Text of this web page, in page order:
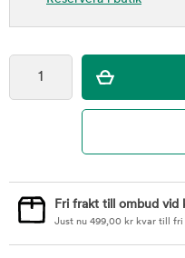
Fri frakt till ombud vid
Just nu 499,00 kr kvar till fri